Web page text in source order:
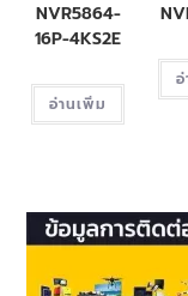
NVR5864-
16P-4KS2E
อ่านเพิ่ม